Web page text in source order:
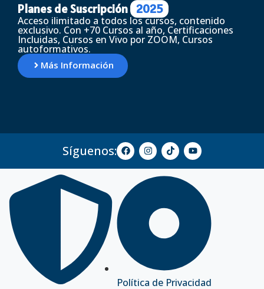
Planes de Suscripción 2025
Acceso ilimitado a todos los cursos, contenido
exclusivo. Con +70 Cursos al año, Certificaciones
Incluidas, Cursos en Vivo por ZOOM, Cursos
autoformativos.
Más Información
Síguenos:
Política de Privacidad